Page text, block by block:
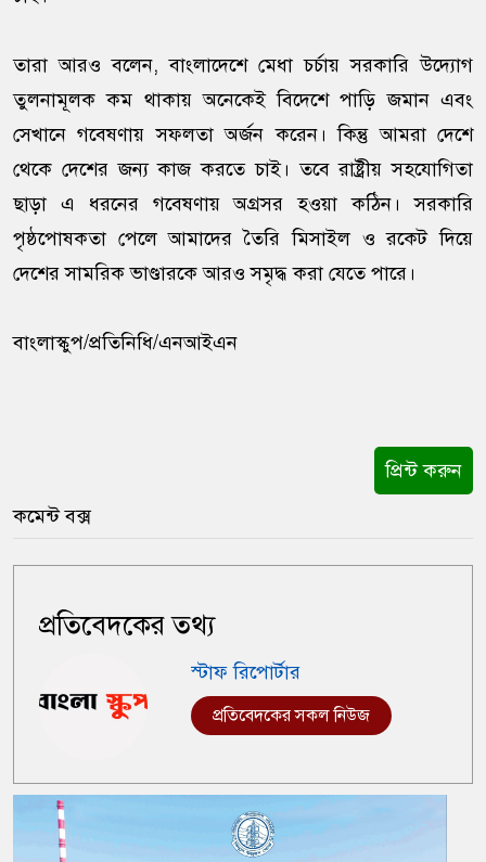
তারা আরও বলেন, বাংলাদেশে মেধা চর্চায় সরকারি উদ্যোগ
তুলনামূলক কম থাকায় অনেকেই বিদেশে পাড়ি জমান এবং
সেখানে গবেষণায় সফলতা অর্জন করেন। কিন্তু আমরা দেশে
থেকে দেশের জন্য কাজ করতে চাই। তবে রাষ্ট্রীয় সহযোগিতা
ছাড়া এ ধরনের গবেষণায় অগ্রসর হওয়া কঠিন। সরকারি
পৃষ্ঠপোষকতা পেলে আমাদের তৈরি মিসাইল ও রকেট দিয়ে
দেশের সামরিক ভাণ্ডারকে আরও সমৃদ্ধ করা যেতে পারে।
বাংলাস্কুপ/প্রতিনিধি/এনআইএন
প্রিন্ট করুন
কমেন্ট বক্স
প্রতিবেদকের তথ্য
স্টাফ রিপোর্টার
প্রতিবেদকের সকল নিউজ